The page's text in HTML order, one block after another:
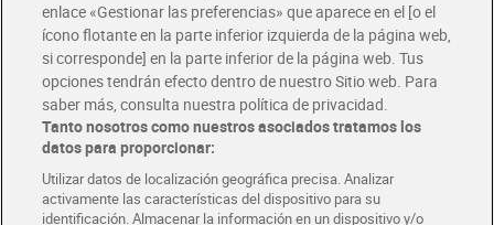
Folletos y Tiendas
Descubre las mejores ofertas y busca tu tienda más cercana
Tarjeta MaX Dia
Te devuelve hasta 8€/mes de tus compras.
¡Solicita tu tarjeta de crédito aquí!
COMER MEJOR CADA DIA
enlace «Gestionar las preferencias» que aparece en el [o el
ícono flotante en la parte inferior izquierda de la página web,
si corresponde] en la parte inferior de la página web. Tus
opciones tendrán efecto dentro de nuestro Sitio web. Para
saber más, consulta nuestra política de privacidad.
Tanto nosotros como nuestros asociados tratamos los
datos para proporcionar:
Utilizar datos de localización geográfica precisa. Analizar
activamente las características del dispositivo para su
identificación. Almacenar la información en un dispositivo y/o